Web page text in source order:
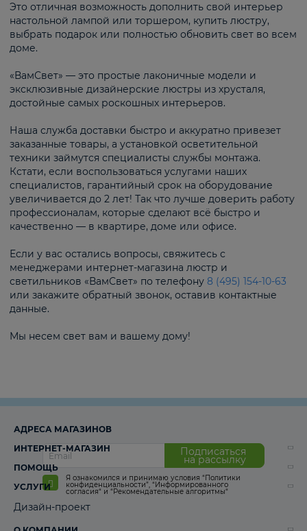
Это отличная возможность дополнить свой интерьер
настольной лампой или торшером, купить люстру,
выбрать подарок или полностью обновить свет во всем
доме.
«ВамСвет» — это простые лаконичные модели и
эксклюзивные дизайнерские люстры из хрусталя,
достойные самых роскошных интерьеров.
Наша служба доставки быстро и аккуратно привезет
заказанные товары, а установкой осветительной
техники займутся специалисты службы монтажа.
Кстати, если воспользоваться услугами наших
специалистов, гарантийный срок на оборудование
увеличивается до 2 лет! Так что лучше доверить работу
профессионалам, которые сделают всё быстро и
качественно — в квартире, доме или офисе.
Если у вас остались вопросы, свяжитесь с
менеджерами интернет-магазина люстр и
светильников «ВамСвет» по телефону 8 (495) 154-10-63
или закажите обратный звонок, оставив контактные
данные.
Мы несем свет вам и вашему дому!
Подписаться
на рассылку
Я ознакомился и принимаю условия “Политики
конфиденциальности”, “Информированного
согласия“ и “Рекомендательные алгоритмы“
АДРЕСА МАГАЗИНОВ
ИНТЕРНЕТ-МАГАЗИН
ПОМОЩЬ
УСЛУГИ
Дизайн-проект